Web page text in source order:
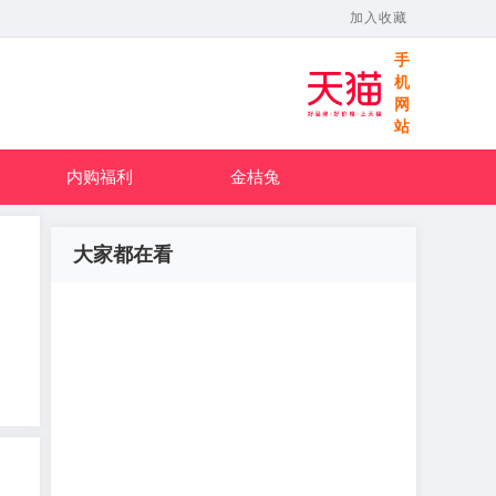
加入收藏
手
机
网
站
内购福利 金桔兔
大家都在看